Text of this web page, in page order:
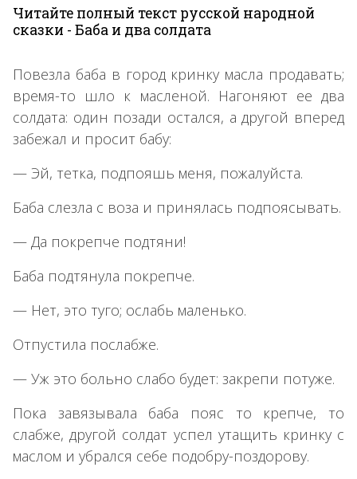
Читайте полный текст русской народной
сказки - Баба и два солдата
Повезла баба в город кринку масла продавать;
время-то шло к масленой. Нагоняют ее два
солдата: один позади остался, а другой вперед
забежал и просит бабу:
— Эй, тетка, подпояшь меня, пожалуйста.
Баба слезла с воза и принялась подпоясывать.
— Да покрепче подтяни!
Баба подтянула покрепче.
— Нет, это туго; ослабь маленько.
Отпустила послабже.
— Уж это больно слабо будет: закрепи потуже.
Пока завязывала баба пояс то крепче, то
слабже, другой солдат успел утащить кринку с
маслом и убрался себе подобру-поздорову.